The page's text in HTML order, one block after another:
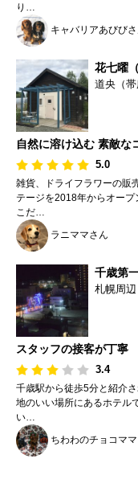
り…
キャバリアあびび
花七曜
道央（帯
自然に溶け込む 素敵な
5.0
雑貨、ドライフラワーの販
テージを2018年からオー
こだ…
ラニママさん
千歳第
札幌周辺
スタッフの接客が丁寧
3.4
千歳駅から徒歩5分と紹介
地のいい場所にあるホテル
い…
ちわわのチョコマ